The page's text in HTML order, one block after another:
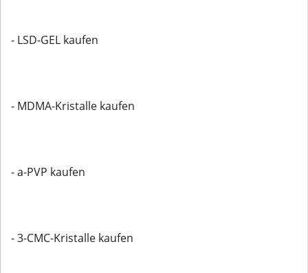
- LSD-GEL kaufen
- MDMA-Kristalle kaufen
- a-PVP kaufen
- 3-CMC-Kristalle kaufen